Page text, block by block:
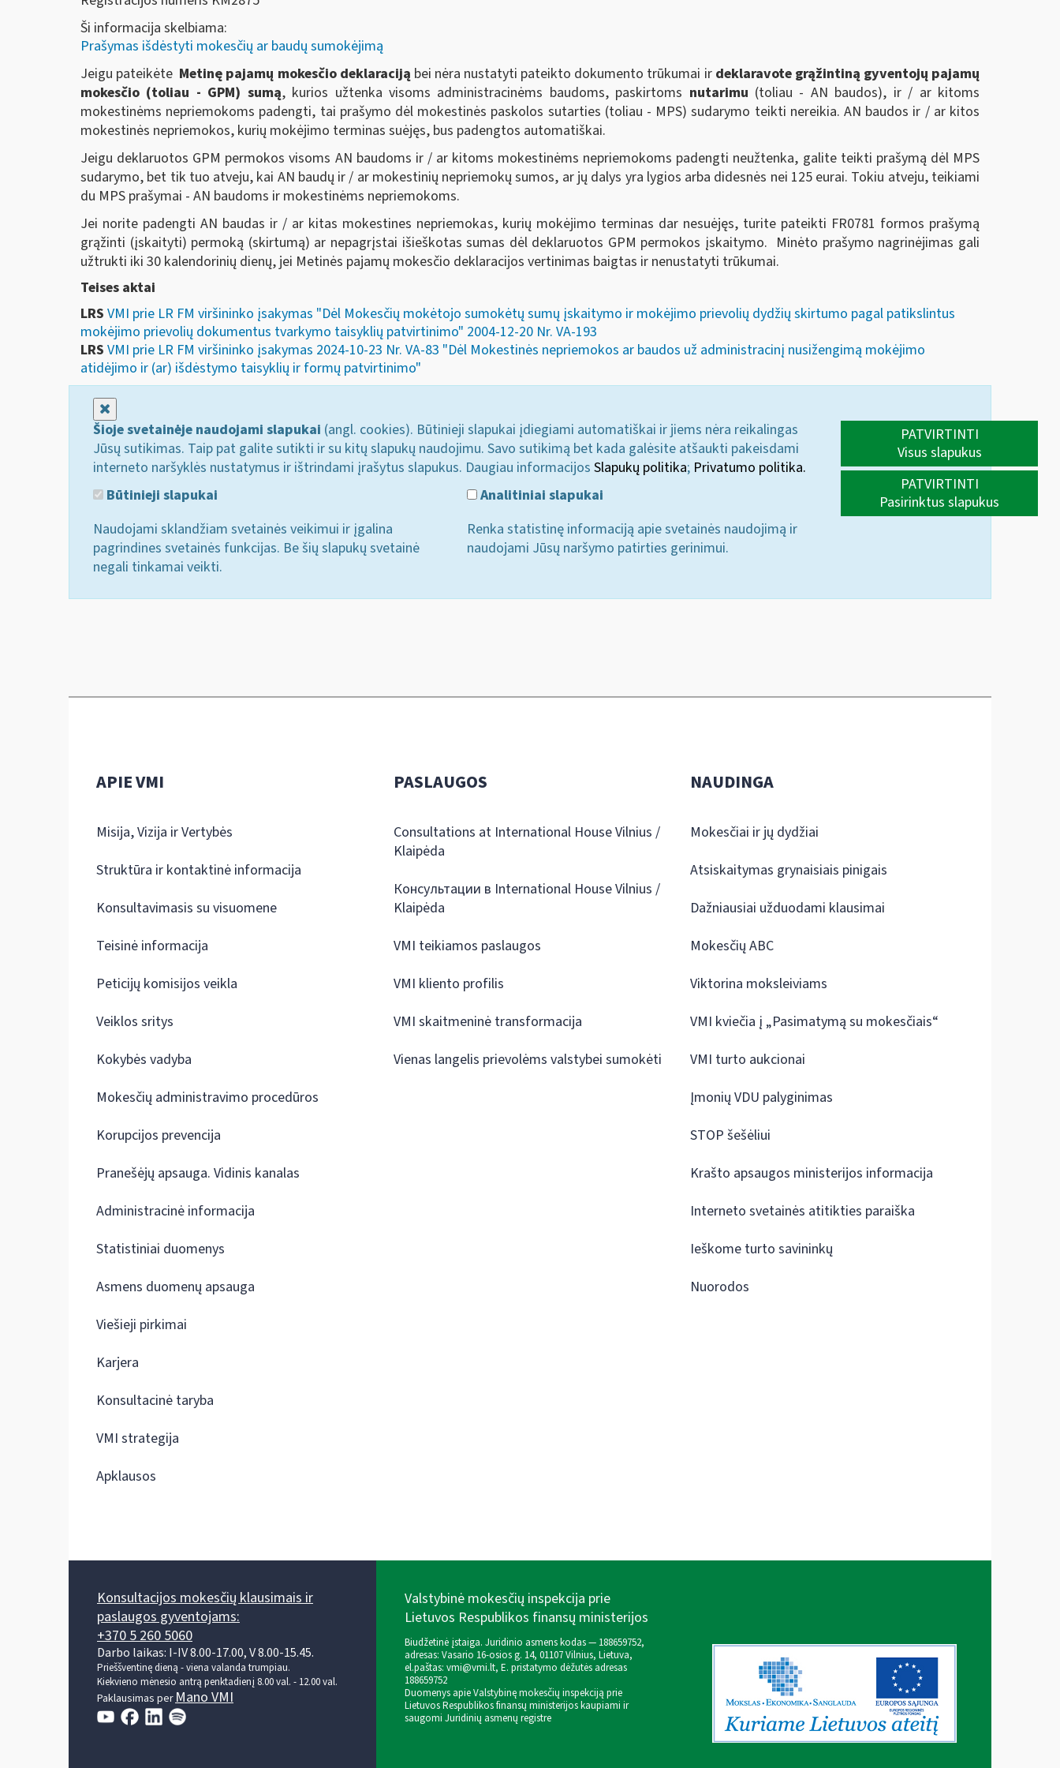
Ši informacija skelbiama:
Prašymas išdėstyti mokesčių ar baudų sumokėjimą
Jeigu pateikėte Metinę pajamų mokesčio deklaraciją bei nėra nustatyti pateikto dokumento trūkumai ir deklaravote grąžintiną gyventojų pajamų
mokesčio (toliau - GPM) sumą, kurios užtenka visoms administracinėms baudoms, paskirtoms nutarimu (toliau - AN baudos), ir / ar kitoms
mokestinėms nepriemokoms padengti, tai prašymo dėl mokestinės paskolos sutarties (toliau - MPS) sudarymo teikti nereikia. AN baudos ir / ar kitos
mokestinės nepriemokos, kurių mokėjimo terminas suėjęs, bus padengtos automatiškai.
Jeigu deklaruotos GPM permokos visoms AN baudoms ir / ar kitoms mokestinėms nepriemokoms padengti neužtenka, galite teikti prašymą dėl MPS
sudarymo, bet tik tuo atveju, kai AN baudų ir / ar mokestinių nepriemokų sumos, ar jų dalys yra lygios arba didesnės nei 125 eurai. Tokiu atveju, teikiami
du MPS prašymai - AN baudoms ir mokestinėms nepriemokoms.
Jei norite padengti AN baudas ir / ar kitas mokestines nepriemokas, kurių mokėjimo terminas dar nesuėjęs, turite pateikti FR0781 formos prašymą
grąžinti (įskaityti) permoką (skirtumą) ar nepagrįstai išieškotas sumas dėl deklaruotos GPM permokos įskaitymo. Minėto prašymo nagrinėjimas gali
užtrukti iki 30 kalendorinių dienų, jei Metinės pajamų mokesčio deklaracijos vertinimas baigtas ir nenustatyti trūkumai.
Teises aktai
LRS VMI prie LR FM viršininko įsakymas "Dėl Mokesčių mokėtojo sumokėtų sumų įskaitymo ir mokėjimo prievolių dydžių skirtumo pagal patikslintus
mokėjimo prievolių dokumentus tvarkymo taisyklių patvirtinimo" 2004-12-20 Nr. VA-193
LRS VMI prie LR FM viršininko įsakymas 2024-10-23 Nr. VA-83 "Dėl Mokestinės nepriemokos ar baudos už administracinį nusižengimą mokėjimo
atidėjimo ir (ar) išdėstymo taisyklių ir formų patvirtinimo"
Šioje svetainėje naudojami slapukai (angl. cookies). Būtinieji slapukai įdiegiami automatiškai ir jiems nėra reikalingas
Jūsų sutikimas. Taip pat galite sutikti ir su kitų slapukų naudojimu. Savo sutikimą bet kada galėsite atšaukti pakeisdami
interneto naršyklės nustatymus ir ištrindami įrašytus slapukus. Daugiau informacijos Slapukų politika; Privatumo politika.
Būtinieji slapukai
Naudojami sklandžiam svetainės veikimui ir įgalina
pagrindines svetainės funkcijas. Be šių slapukų svetainė
negali tinkamai veikti.
Analitiniai slapukai
Renka statistinę informaciją apie svetainės naudojimą ir
naudojami Jūsų naršymo patirties gerinimui.
PATVIRTINTI
Visus slapukus
PATVIRTINTI
Pasirinktus slapukus
APIE VMI
Misija, Vizija ir Vertybės
Struktūra ir kontaktinė informacija
Konsultavimasis su visuomene
Teisinė informacija
Peticijų komisijos veikla
Veiklos sritys
Kokybės vadyba
Mokesčių administravimo procedūros
Korupcijos prevencija
Pranešėjų apsauga. Vidinis kanalas
Administracinė informacija
Statistiniai duomenys
Asmens duomenų apsauga
Viešieji pirkimai
Karjera
Konsultacinė taryba
VMI strategija
Apklausos
PASLAUGOS
Consultations at International House Vilnius /
Klaipėda
Консультации в International House Vilnius /
Klaipėda
VMI teikiamos paslaugos
VMI kliento profilis
VMI skaitmeninė transformacija
Vienas langelis prievolėms valstybei sumokėti
NAUDINGA
Mokesčiai ir jų dydžiai
Atsiskaitymas grynaisiais pinigais
Dažniausiai užduodami klausimai
Mokesčių ABC
Viktorina moksleiviams
VMI kviečia į „Pasimatymą su mokesčiais“
VMI turto aukcionai
Įmonių VDU palyginimas
STOP šešėliui
Krašto apsaugos ministerijos informacija
Interneto svetainės atitikties paraiška
Ieškome turto savininkų
Nuorodos
Konsultacijos mokesčių klausimais ir
paslaugos gyventojams:
+370 5 260 5060
Darbo laikas: I-IV 8.00-17.00, V 8.00-15.45.
Prieššventinę dieną - viena valanda trumpiau.
Kiekvieno mėnesio antrą penktadienį 8.00 val. - 12.00 val.
Paklausimas per Mano VMI
Valstybinė mokesčių inspekcija prie
Lietuvos Respublikos finansų ministerijos
Biudžetinė įstaiga. Juridinio asmens kodas — 188659752,
adresas: Vasario 16-osios g. 14, 01107 Vilnius, Lietuva,
el.paštas: vmi@vmi.lt, E. pristatymo dėžutės adresas
188659752
Duomenys apie Valstybinę mokesčių inspekciją prie
Lietuvos Respublikos finansų ministerijos kaupiami ir
saugomi Juridinių asmenų registre